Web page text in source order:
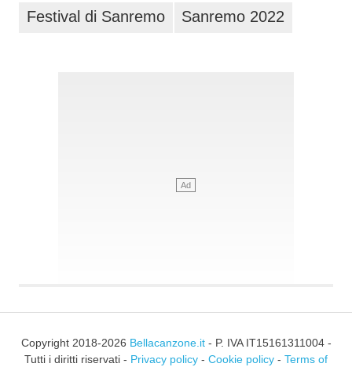
Festival di Sanremo Sanremo 2022
Copyright 2018-2026 Bellacanzone.it- P. IVA IT15161311004 -
Tutti i diritti riservati - Privacy policy - Cookie policy - Terms of